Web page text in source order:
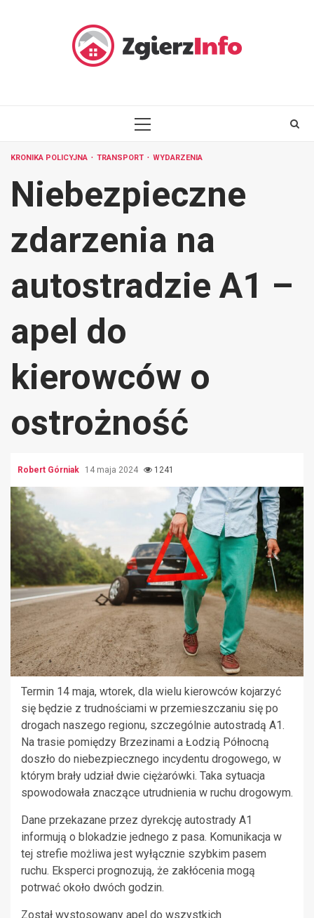
PRIMARY
KRONIKA POLICYJNA TRANSPORT WYDARZENIA
Niebezpieczne
zdarzenia na
autostradzie A1 –
apel do
kierowców o
ostrożność
Robert Górniak 14 maja 2024 1241
Termin 14 maja, wtorek, dla wielu kierowców kojarzyć
się będzie z trudnościami w przemieszczaniu się po
drogach naszego regionu, szczególnie autostradą A1.
Na trasie pomiędzy Brzezinami a Łodzią Północną
doszło do niebezpiecznego incydentu drogowego, w
którym brały udział dwie ciężarówki. Taka sytuacja
spowodowała znaczące utrudnienia w ruchu drogowym.
Dane przekazane przez dyrekcję autostrady A1
informują o blokadzie jednego z pasa. Komunikacja w
tej strefie możliwa jest wyłącznie szybkim pasem
ruchu. Eksperci prognozują, że zakłócenia mogą
potrwać około dwóch godzin.
Został wystosowany apel do wszystkich